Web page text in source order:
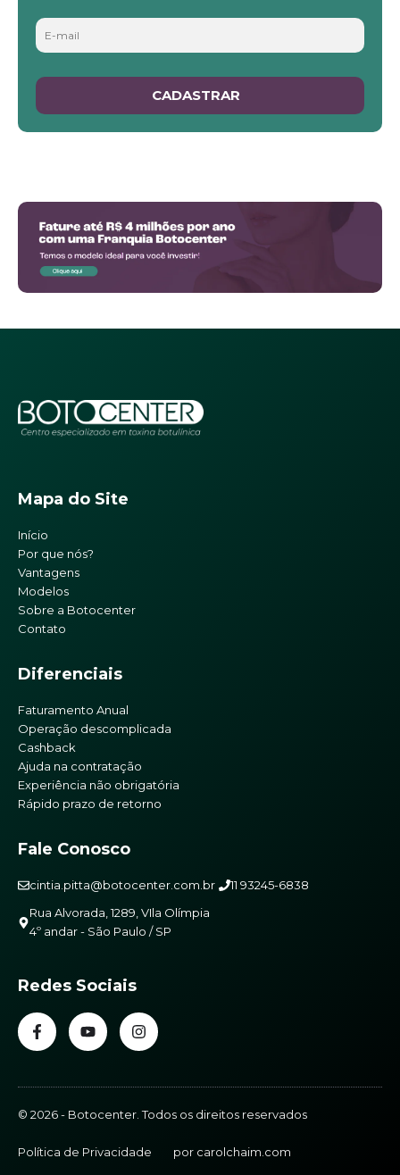
Mapa do Site
Início
Por que nós?
Vantagens
Modelos
Sobre a Botocenter
Contato
Diferenciais
Faturamento Anual
Operação descomplicada
Cashback
Ajuda na contratação
Experiência não obrigatória
Rápido prazo de retorno
Fale Conosco
cintia.pitta@botocenter.com.br
11 93245-6838
Rua Alvorada, 1289, VIla Olímpia
4º andar - São Paulo / SP
Redes Sociais
© 2026 - Botocenter. Todos os direitos reservados
Política de Privacidade por carolchaim.com